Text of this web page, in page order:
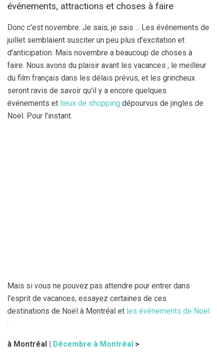
événements, attractions et choses à faire
Donc c'est novembre. Je sais, je sais ... Les événements de
juillet semblaient susciter un peu plus d'excitation et
d'anticipation. Mais novembre a beaucoup de choses à
faire. Nous avons du plaisir avant les vacances , le meilleur
du film français dans les délais prévus, et les grincheux
seront ravis de savoir qu'il y a encore quelques
événements et lieux de shopping dépourvus de jingles de
Noël. Pour l'instant.
Mais si vous ne pouvez pas attendre pour entrer dans
l'esprit de vacances, essayez certaines de ces
destinations de Noël à Montréal et les événements de Noël
.
à Montréal | Décembre à Montréal >